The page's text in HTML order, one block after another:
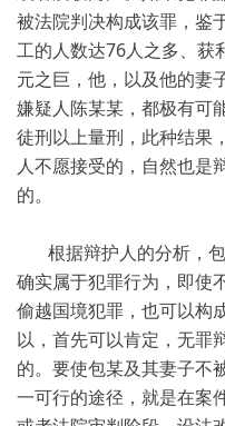
被法院判决构成该罪，鉴
工的人数达76人之多、获
元之巨，他，以及他的
嫌疑人陈某某，都极有可
徒刑以上量刑，此种结果
人不愿接受的，自然也是
的。
根据辩护人的分析，包
确实属于犯罪行为，即使
偷越国境犯罪，也可以构
以，首先可以肯定，无罪
的。要使包某及其妻子不
一可行的途径，就是在案